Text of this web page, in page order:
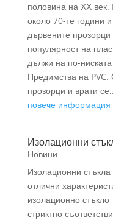
половина на ХХ век.
около 70-те години
дървените
популярност на
дължи на по-
Предимства на PVC.
прозорци и врати
повече информация
Изолационни
Новини
Изолационни
отлични
изолационно
стриктно